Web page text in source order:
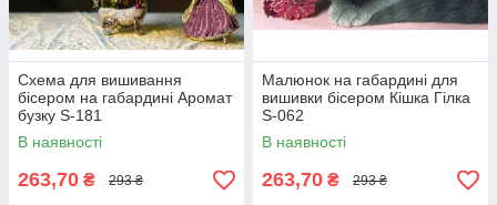
Схема для вишивання
бісером на габардині Аромат
бузку S-181
В наявності
263,70 ₴ 293 ₴
Малюнок на габардині для
вишивки бісером Кішка Гілка
S-062
В наявності
263,70 ₴ 293 ₴